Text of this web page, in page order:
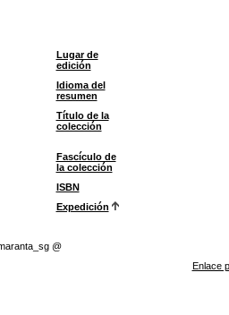
Lugar de
edición
Idioma del
resumen
Título de la
colección
Fascículo de
la colección
ISBN
Expedición
@
Enlace